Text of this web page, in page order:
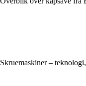
Skruemaskiner –